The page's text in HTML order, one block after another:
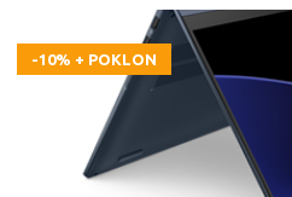
-10% + POKLON